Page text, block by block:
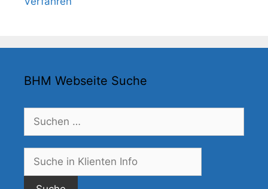
BHM Webseite Suche
Suchen
nach: